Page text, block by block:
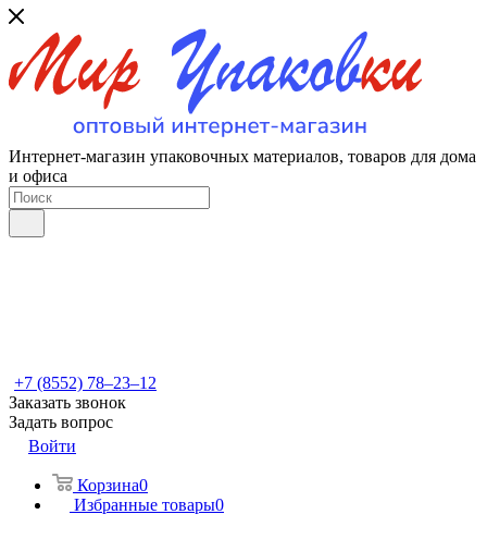
Интернет-магазин упаковочных материалов, товаров для дома
и офиса
+7 (8552) 78‒23‒12
Заказать звонок
Задать вопрос
Войти
Корзина0
Избранные товары0